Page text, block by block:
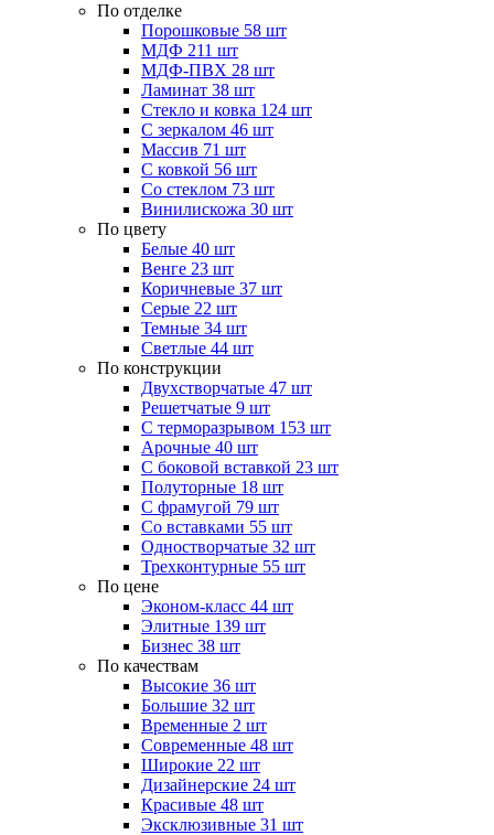
По отделке
Порошковые 58 шт
МДФ 211 шт
МДФ-ПВХ 28 шт
Ламинат 38 шт
Стекло и ковка 124 шт
С зеркалом 46 шт
Массив 71 шт
С ковкой 56 шт
Со стеклом 73 шт
Винилискожа 30 шт
По цвету
Белые 40 шт
Венге 23 шт
Коричневые 37 шт
Серые 22 шт
Темные 34 шт
Светлые 44 шт
По конструкции
Двухстворчатые 47 шт
Решетчатые 9 шт
С терморазрывом 153 шт
Арочные 40 шт
С боковой вставкой 23 шт
Полуторные 18 шт
С фрамугой 79 шт
Cо вставками 55 шт
Одностворчатые 32 шт
Трехконтурные 55 шт
По цене
Эконом-класс 44 шт
Элитные 139 шт
Бизнес 38 шт
По качествам
Высокие 36 шт
Большие 32 шт
Временные 2 шт
Современные 48 шт
Широкие 22 шт
Дизайнерские 24 шт
Красивые 48 шт
Эксклюзивные 31 шт